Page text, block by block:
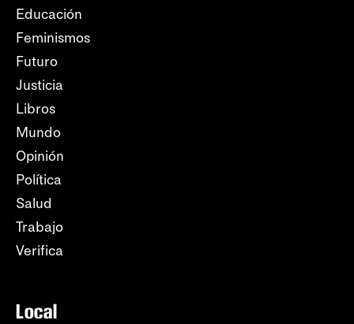
Educación
Feminismos
Futuro
Justicia
Libros
Mundo
Opinión
Política
Salud
Trabajo
Verifica
Local